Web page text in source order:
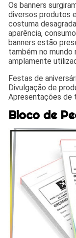
Os banners
diversos produtos
costuma
aparência,
banners estão
também no mundo
amplamente
Festas de
Divulgação de
Apresentações de
Bloco de